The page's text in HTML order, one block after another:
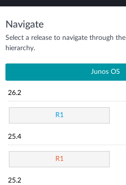
Navigate
Select a release to navigate through
hierarchy.
Junos OS
26.2
R1
25.4
R1
25.2